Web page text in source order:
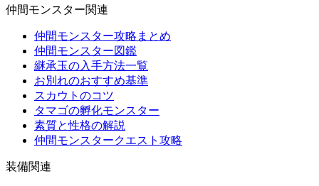
仲間モンスター関連
仲間モンスター攻略まとめ
仲間モンスター図鑑
継承玉の入手方法一覧
お別れのおすすめ基準
スカウトのコツ
タマゴの孵化モンスター
素質と性格の解説
仲間モンスタークエスト攻略
装備関連